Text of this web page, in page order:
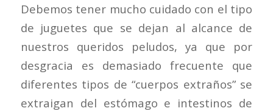
Debemos tener mucho cuidado con el tipo
de juguetes que se dejan al alcance de
nuestros queridos peludos, ya que por
desgracia es demasiado frecuente que
diferentes tipos de “cuerpos extraños” se
extraigan del estómago e intestinos de